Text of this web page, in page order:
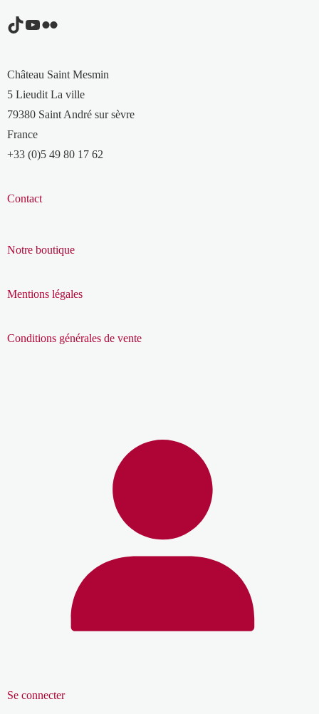
TikTok
YouTube
Flickr
Château Saint Mesmin
5 Lieudit La ville
79380 Saint André sur sèvre
France
+33 (0)5 49 80 17 62
Contact
Notre boutique
Mentions légales
Conditions générales de vente
Se connecter